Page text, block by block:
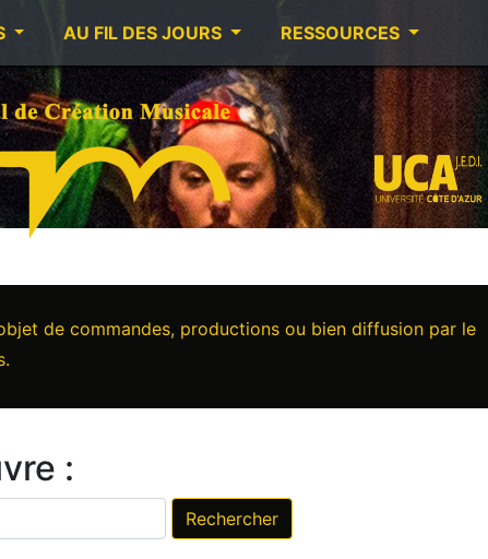
AU FIL DES JOURS RESSOURCES
de commandes, productions ou bien diffusion par le
: